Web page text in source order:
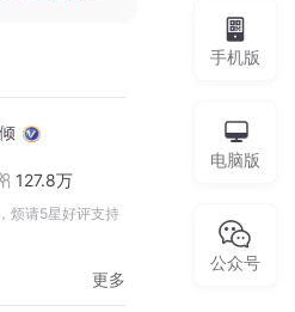
127.8万
烦请5星好评支持
更多
手机版
电脑版
公众号